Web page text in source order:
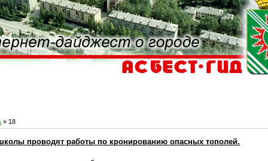
» 18
проводят работы по кронированию опасных тополей.